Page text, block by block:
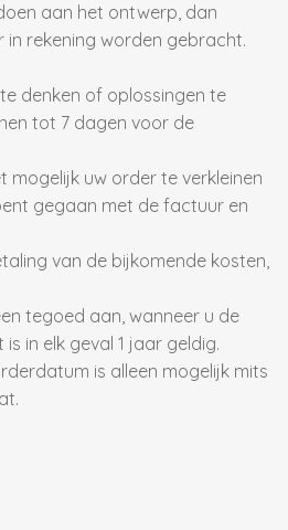
aan het ontwerp, dan
in rekening worden gebracht.
denken of oplossingen te
tot 7 dagen voor de
mogelijk uw order te verkleinen
gegaan met de factuur en
van de bijkomende kosten,
tegoed aan, wanneer u de
in elk geval 1 jaar geldig.
is alleen mogelijk mits